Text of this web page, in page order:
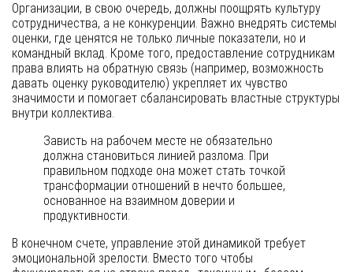
Организации, в свою очередь, должны поощрять культуру
сотрудничества, а не конкуренции. Важно внедрять системы
оценки, где ценятся не только личные показатели, но и
командный вклад. Кроме того, предоставление сотрудникам
права влиять на обратную связь (например, возможность
давать оценку руководителю) укрепляет их чувство
значимости и помогает сбалансировать властные структуры
внутри коллектива.
Зависть на рабочем месте не обязательно
должна становиться линией разлома. При
правильном подходе она может стать точкой
трансформации отношений в нечто большее,
основанное на взаимном доверии и
продуктивности.
В конечном счете, управление этой динамикой требует
эмоциональной зрелости. Вместо того чтобы